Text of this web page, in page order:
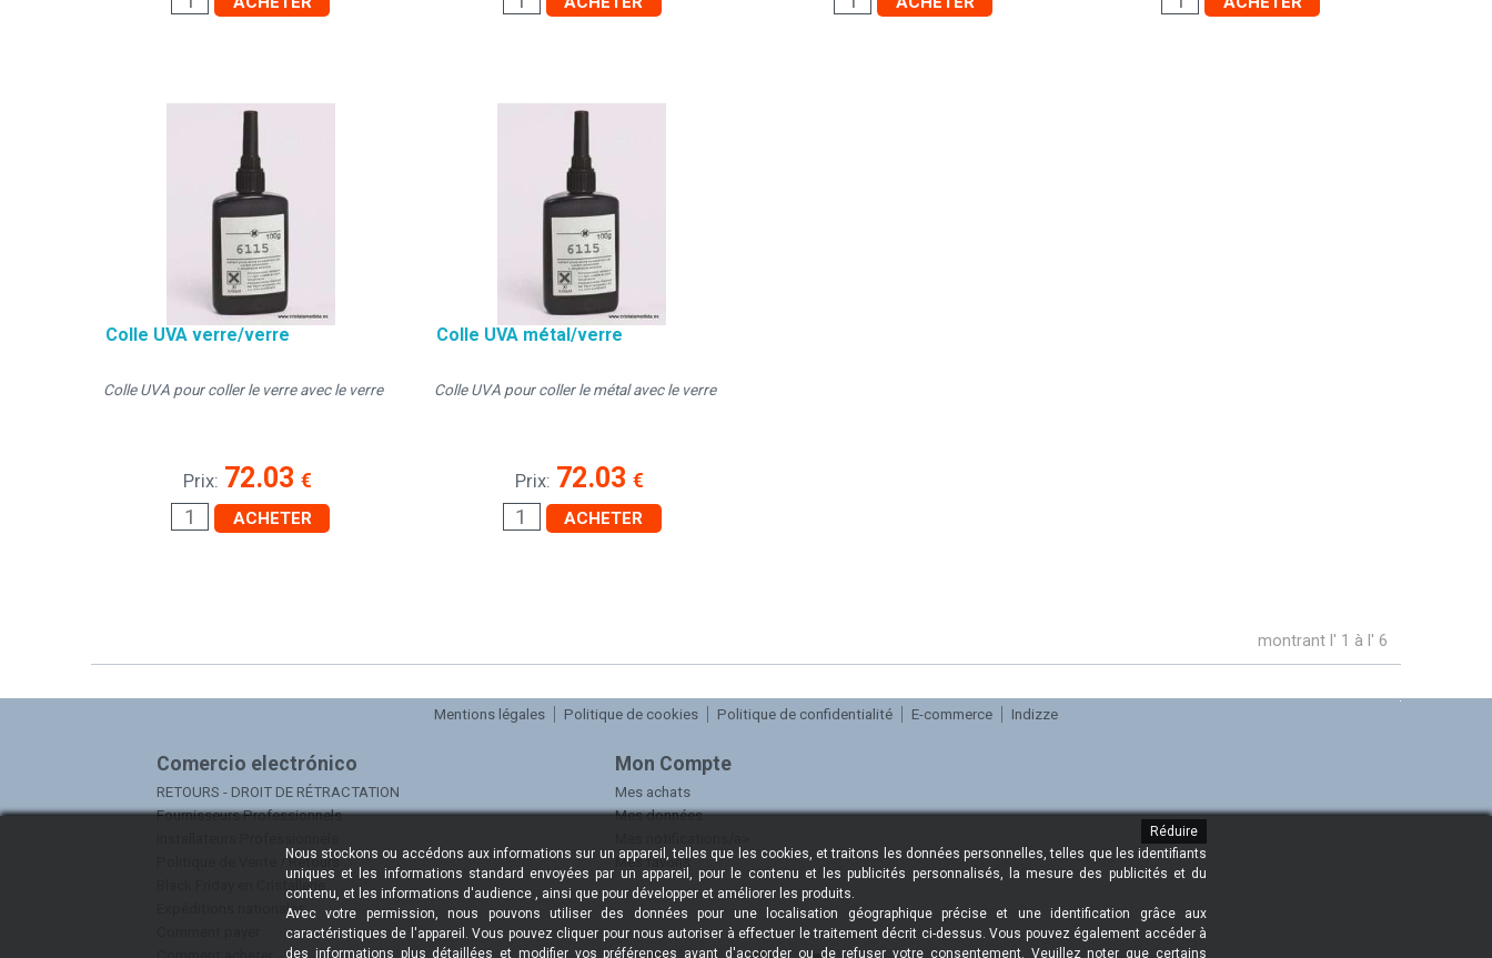
Nous stockons ou accédons aux informations sur un appareil, telles que les cookies, et traitons les données personnelles, telles que les identifiants
uniques et les informations standard envoyées par un appareil, pour le contenu et les publicités personnalisés, la mesure des publicités et du
contenu, et les informations d'audience , ainsi que pour développer et améliorer les produits.
Avec votre permission, nous pouvons utiliser des données pour une localisation géographique précise et une identification grâce aux
caractéristiques de l'appareil. Vous pouvez cliquer pour nous autoriser à effectuer le traitement décrit ci-dessus. Vous pouvez également accéder à
des informations plus détaillées et modifier vos préférences avant d'accorder ou de refuser votre consentement. Veuillez noter que certains
Réduire
Colle UVA verre/verre
Colle UVA pour coller le verre avec le verre
Prix: 72.03 €
ACHETER
Colle UVA métal/verre
Colle UVA pour coller le métal avec le verre
Prix: 72.03 €
ACHETER
montrant l' 1 à l' 6
Mentions légales Politique de cookies Politique de confidentialité E-commerce Indizze
Comercio electrónico
RETOURS - DROIT DE RÉTRACTATION
Fournisseurs Professionnels
Politique de Vente / Retours
Black Friday en Cristallerie
Expéditions nationales
Mon Compte
Mes achats
Mes données
Mes favoris